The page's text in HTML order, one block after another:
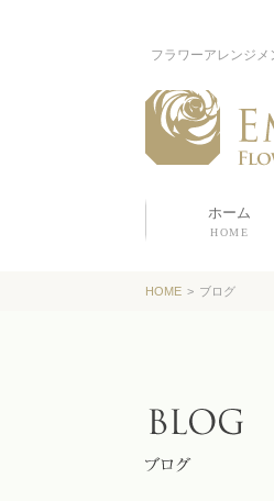
フラワーアレンジ
ホーム
HOME
HOME > ブログ